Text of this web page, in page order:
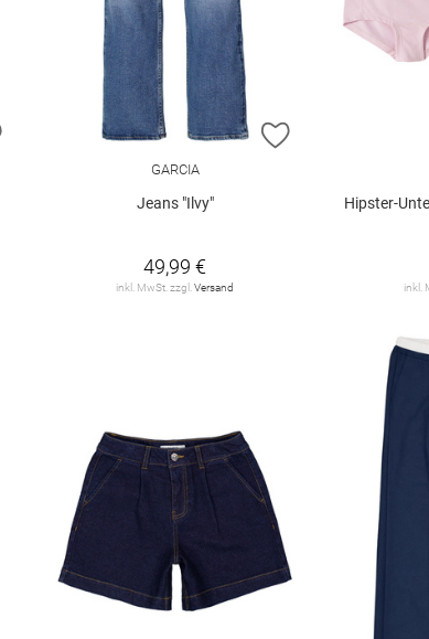
ZUR WUNSCHLISTE HINZUFÜGEN ZUR
GARCIA
Jeans "Ilvy"
49,99 €
inkl. MwSt. zzgl.Versand
Hipster-
inkl.